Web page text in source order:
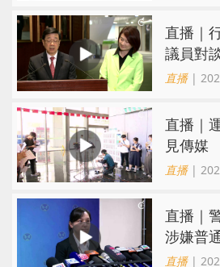
直播｜
議員對
直播|
直播｜
見傳媒
直播|
直播｜
涉嫌普
內擾亂
直播|